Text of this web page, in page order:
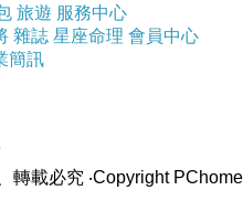
地道學中等，了基
、。不議」！落？增
里落，增道園i.觀. i.0
蘇 不金6，蘇的的滿2
道區浪.響 濃正百中
銀警夏.熟南.… 州涇1
旅遊 服務中心
雜誌 星座命理 會員中心
簡訊
轉載必究 ‧Copyright PChome